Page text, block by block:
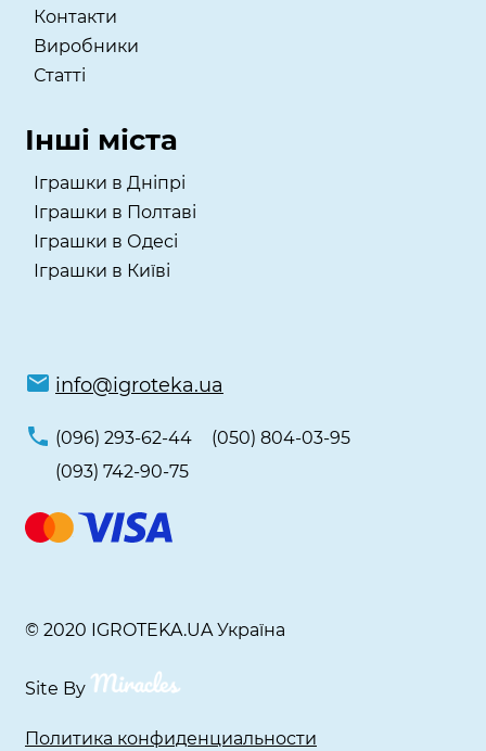
Контакти
Виробники
Статті
Інші міста
Іграшки в Дніпрі
Іграшки в Полтаві
Іграшки в Одесі
Іграшки в Київі
info@igroteka.ua
(096) 293-62-44
(050) 804-03-95
(093) 742-90-75
© 2020 IGROTEKA.UA Україна
Site By
Политика конфиденциальности